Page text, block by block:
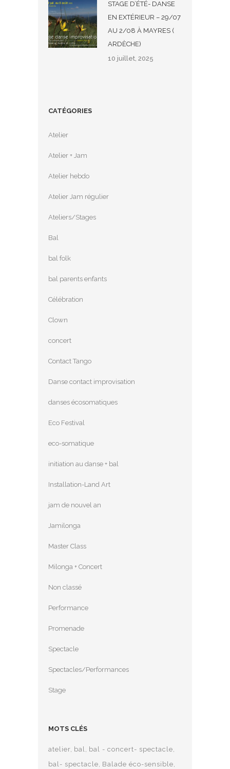
STAGE D’ÉTÉ- DANSE
EN EXTÉRIEUR – 29/07
AU 2/08 À MAYRES (
ARDÈCHE)
10 juillet, 2025
CATÉGORIES
Atelier
Atelier + Jam
Atelier hebdo
Atelier Jam régulier
Ateliers/Stages
Bal
bal folk
bal parents enfants
Célébration
Clown
concert
Contact Tango
Danse contact improvisation
danses écosomatiques
Eco Festival
eco-somatique
initiation au danse + bal
Installation-Land Art
jam de nouvel an
Jamilonga
Master Class
Milonga + Concert
Non classé
Performance
Promenade
Spectacle
Spectacles/Performances
Stage
MOTS CLÉS
atelier bal
bal - concert- spectacle
bal- spectacle Balade éco-sensible